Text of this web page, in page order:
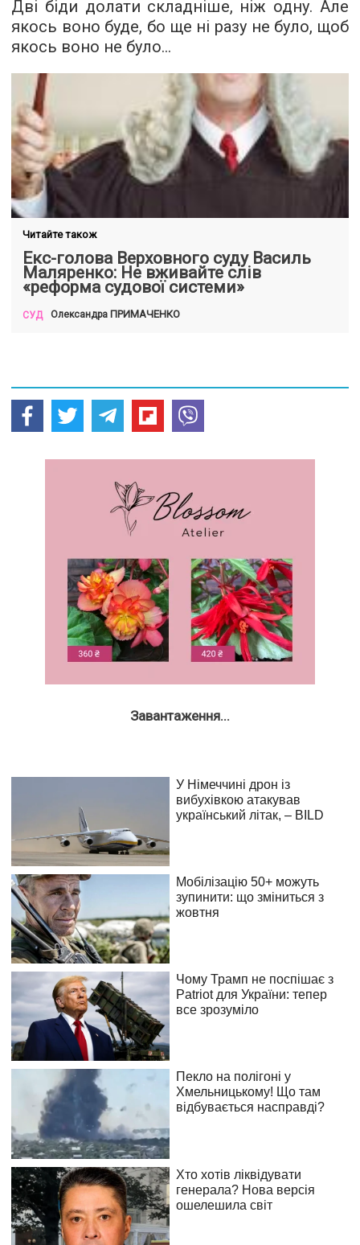
Дві біди долати складніше, ніж одну. Але
якось воно буде, бо ще ні разу не було, щоб
якось воно не було...
Читайте також
Екс-голова Верховного суду Василь
Маляренко: Не вживайте слів
«реформа судової системи»
СУД Олександра ПРИМАЧЕНКО
Завантаження...